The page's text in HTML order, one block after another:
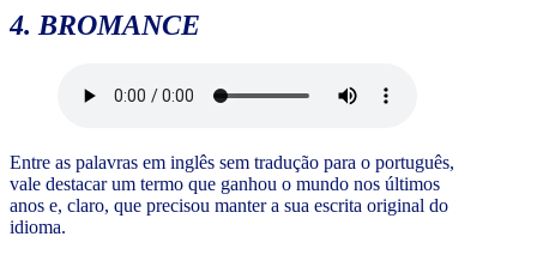
4. BROMANCE
Entre as palavras em inglês sem tradução para o português,
vale destacar um termo que ganhou o mundo nos últimos
anos e, claro, que precisou manter a sua escrita original do
idioma.